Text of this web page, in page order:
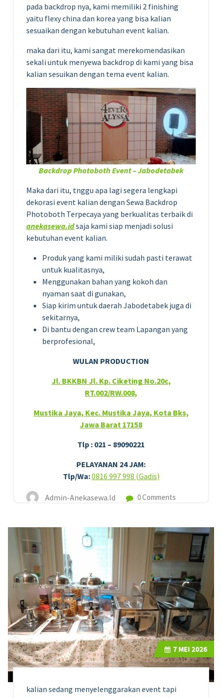
pada backdrop nya, kami memiliki 2 finishing
yaitu flexy china dan korea yang bisa kalian
sesuaikan dengan kebutuhan event kalian.
maka dari itu, kami sangat merekomendasikan
sekali untuk menyewa backdrop di kami yang bisa
kalian sesuikan dengan tema event kalian.
Backdrop Photoboth Event – Jabodetabek
Maka dari itu, tnggu apa lagi segera lengkapi
dekorasi event kalian dengan Sewa Backdrop
Photoboth Terpecaya yang berkualitas terbaik di
anekasewa.idsaja kami siap menjadi solusi
kebutuhan event kalian.
Produk yang kami miliki sudah pasti terawat
untuk kualitasnya,
Menggunakan bahan yang kokoh dan
nyaman saat di gunakan,
Siap kirim untuk daerah Jabodetabek juga di
sekitarnya,
Di bantu dengan crew team Lapangan yang
berprofesional,
WULAN PRODUCTION
Jl. BKKBN Jl. Kp. Ciketing No.20c,
RT.002/RW.008,
Mustika Jaya, Kec. Mustika Jaya, Kota Bks,
Jawa Barat 17158
Tlp : 021 – 89090221
PELAYANAN 24 JAM:
Tlp/Wa:0816 997 998 (Gadis)
Admin-Anekasewa.id 0 Comments
kalian sedang menyelenggarakan event tapi
7 MEI 2026